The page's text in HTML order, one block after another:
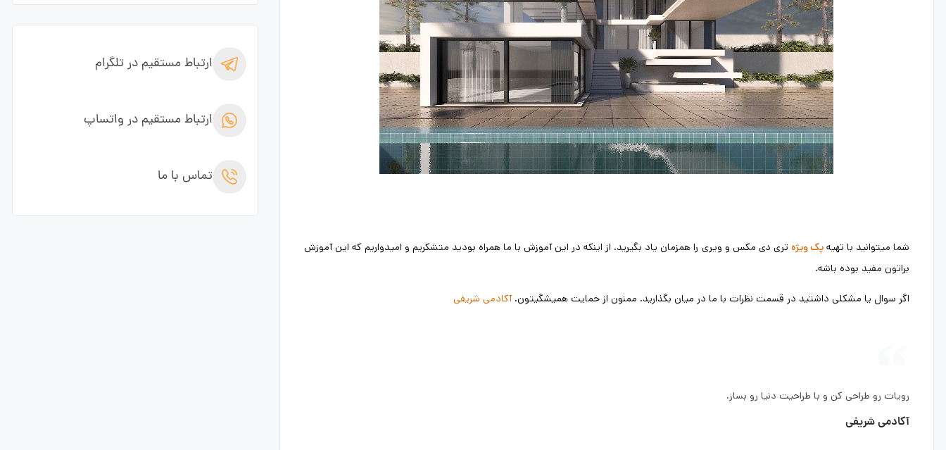
شما میتوانید با تهیهپک ویژه تری دی مکس و ویری را همزمان یاد بگیرید. از اینکه در این آموزش با ما همراه بودید متشکریم و امیدواریم که این آموزش
براتون مفید بوده باشه.
اگر سوال یا مشکلی داشتید در قسمت نظرات با ما در میان بگذارید. ممنون از حمایت همیشگیتون.آکادمی شریفی
رویات رو طراحی کن و با طراحیت دنیا رو بساز.
آکادمی شریفی
ارتباط مستقیم در تلگرام
ارتباط مستقیم در واتساپ
تماس با ما